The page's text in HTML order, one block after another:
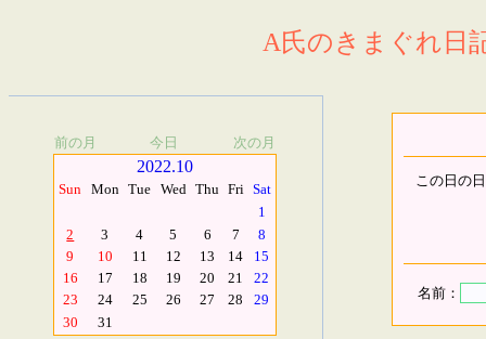
A氏のきまぐれ日
前の月 今日 次の月
2022.10
Sun Mon Tue Wed Thu Fri Sat
1
2
3 4 5 6 7
8
9
10 11 12 13 14
15
16
17 18 19 20 21
22
23
24 25 26 27 28
29
30
31
この日の
名前：